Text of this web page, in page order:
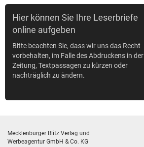
Hier können Sie Ihre Leserbriefe
online aufgeben
Bitte beachten Sie, dass wir uns das Recht
vorbehalten, im Falle des Abdruckens in der
Zeitung, Textpassagen zu kürzen oder
nachträglich zu ändern.
Mecklenburger Blitz Verlag und
Werbeagentur GmbH & Co. KG